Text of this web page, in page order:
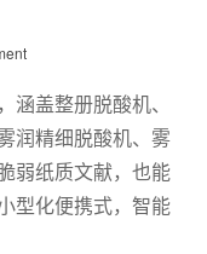
盖整册脱酸机、
润精细脱酸机、雾
弱纸质文献，也能
型化便携式，智能